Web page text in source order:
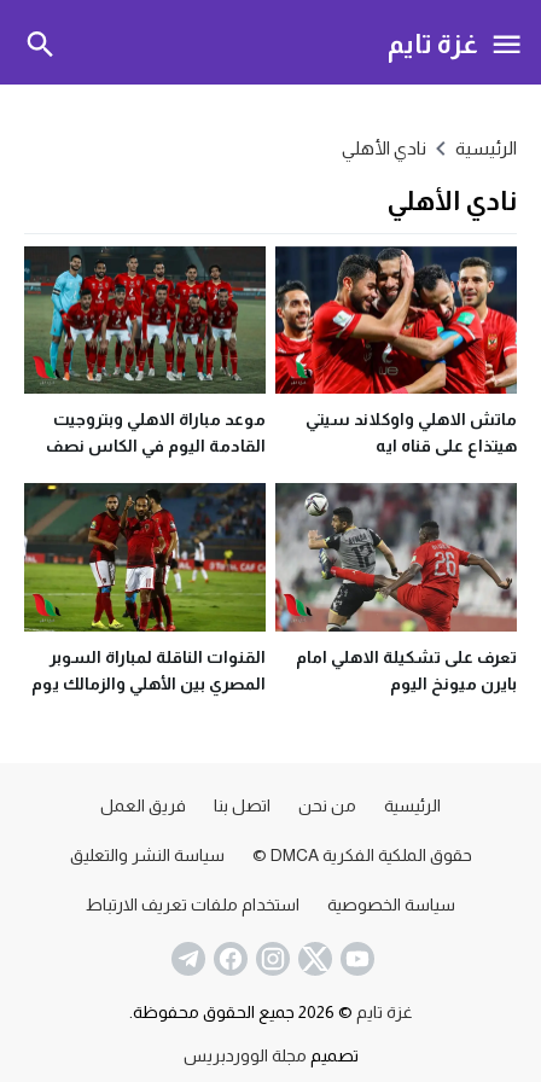
غزة تايم
الرئيسية نادي الأهلي
نادي الأهلي
ماتش الاهلي واوكلاند سيتي
هيتذاع على قناه ايه
موعد مباراة الاهلي وبتروجيت
القادمة اليوم في الكاس نصف
تعرف على تشكيلة الاهلي امام
بايرن ميونخ اليوم
القنوات الناقلة لمباراة السوبر
المصري بين الأهلي والزمالك يوم
الرئيسية من نحن اتصل بنا فريق العمل
حقوق الملكية الفكرية DMCA © سياسة النشر والتعليق
سياسة الخصوصية استخدام ملفات تعريف الارتباط
غزة تايم © 2026 جميع الحقوق محفوظة.
تصميم مجلة الووردبريس